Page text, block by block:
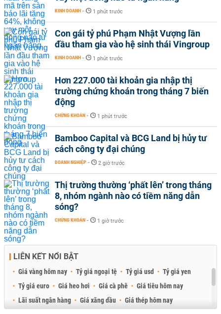
KINH DOANH - 1 phút trước
Con gái tỷ phú Phạm Nhật Vượng lần
đầu tham gia vào hệ sinh thái Vingroup
KINH DOANH - 1 phút trước
Hơn 227.000 tài khoản gia nhập thị
trường chứng khoán trong tháng 7 biến
động
CHỨNG KHOÁN - 1 phút trước
Bamboo Capital và BCG Land bị hủy tư
cách công ty đại chúng
DOANH NGHIỆP - 2 giờ trước
Thị trường thường ‘phất lên’ trong tháng
8, nhóm ngành nào có tiềm năng dẫn
sóng?
CHỨNG KHOÁN - 1 giờ trước
LIÊN KẾT NỔI BẬT
Giá vàng hôm nay Tỷ giá ngoại tệ Tỷ giá usd
Tỷ giá yen
Tỷ giá euro
Giá heo hơi Giá cà phê
Giá tiêu hôm nay
Lãi suất ngân hàng
Giá xăng dầu
Giá thép hôm nay